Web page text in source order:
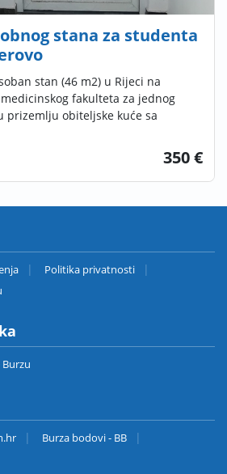
stana za studenta
stan (46 m2) u Rijeci na
fakulteta za jednog
prizemlju obiteljske kuće sa
350 €
Politika privatnosti
Burza bodovi - BB